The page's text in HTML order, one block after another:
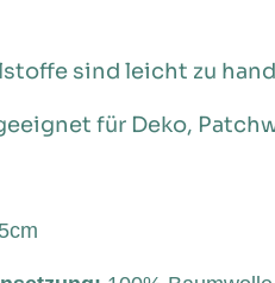
sind leicht zu
für Deko,